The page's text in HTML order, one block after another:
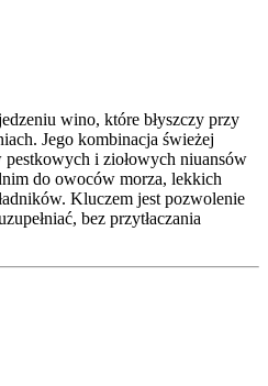
wino, które błyszczy przy
Jego kombinacja świeżej
i ziołowych niuansów
do owoców morza, lekkich
Kluczem jest pozwolenie
bez przytłaczania